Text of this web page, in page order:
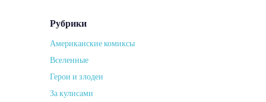
Рубрики
Американские комиксы
Вселенные
Герои и злодеи
За кулисами